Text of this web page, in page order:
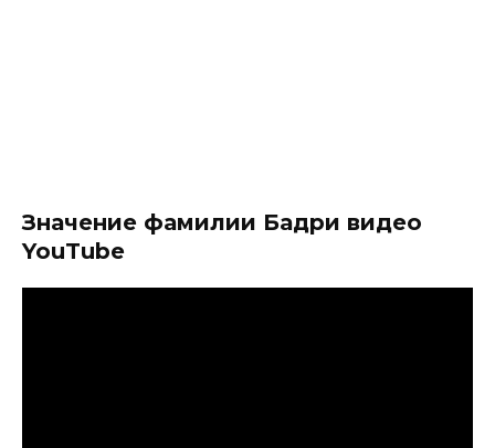
Значение фамилии Бадри видео
YouTube